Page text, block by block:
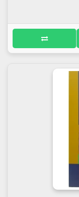
، هر چیز
، خالقش
.
محبت